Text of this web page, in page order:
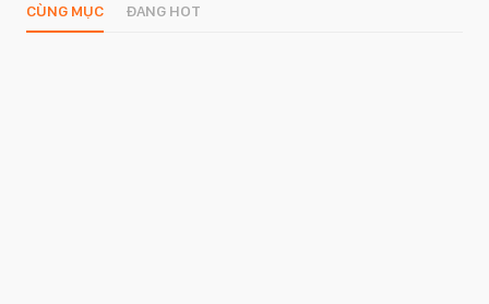
CÙNG MỤC ĐANG HOT